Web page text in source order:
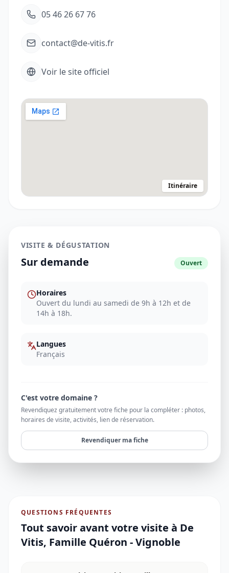
05 46 26 67 76
contact@de-vitis.fr
Voir le site officiel
Itinéraire
VISITE & DÉGUSTATION
Sur demande Ouvert
Horaires
Ouvert du lundi au samedi de 9h à 12h et de
14h à 18h.
Langues
Français
C'est votre domaine ?
Revendiquez gratuitement votre fiche pour la compléter : photos,
horaires de visite, activités, lien de réservation.
Revendiquer ma fiche
QUESTIONS FRÉQUENTES
Tout savoir avant votre visite à De
Vitis, Famille Quéron - Vignoble